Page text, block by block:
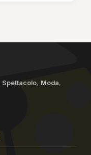
Spettacolo, Moda,